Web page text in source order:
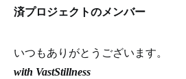
済プロジェクトのメンバー
いつもありがとうございます。
with VastStillness